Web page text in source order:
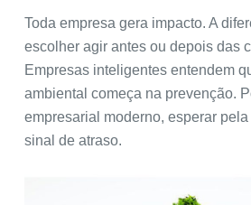
Toda empresa gera impacto. A
escolher agir antes ou depois das
Empresas inteligentes entendem
ambiental começa na prevenção.
empresarial moderno, esperar
sinal de atraso.